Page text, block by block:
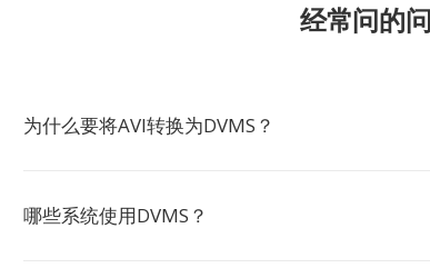
经常问的
为什么要将AVI转换为DVMS？
哪些系统使用DVMS？